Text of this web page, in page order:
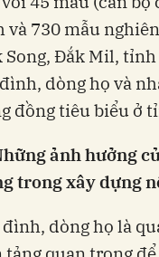
và 730 mẫu
Song, Đắk Mil,
dòng họ và
đồng tiêu biểu ở
ảnh hưởng
trong xây dựng
đình, dòng họ là